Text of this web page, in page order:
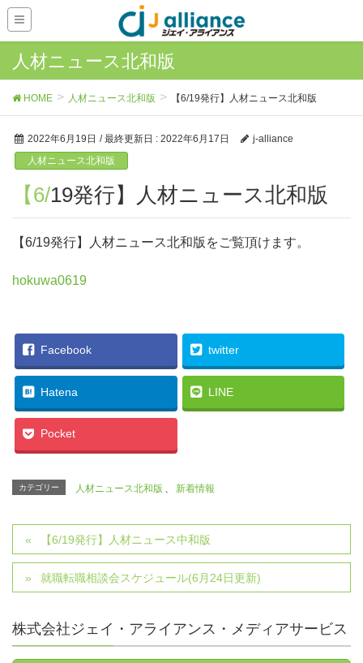
人材ニュース北和版
HOME 人材ニュース北和版 【6/19発行】人材ニュース北和版
2022年6月19日 / 最終更新日 : 2022年6月17日
j-alliance
人材ニュース北和版
【6/19発行】人材ニュース北和版
【6/19発行】人材ニュース北和版をご覧頂けます。
hokuwa0619
Facebook twitter
Hatena LINE
Pocket
カテゴリー 人材ニュース北和版 、 新着情報
【6/19発行】人材ニュース中和版
就職転職相談会スケジュール(6月24日更新)
株式会社ジェイ・アライアンス・メディアサービス